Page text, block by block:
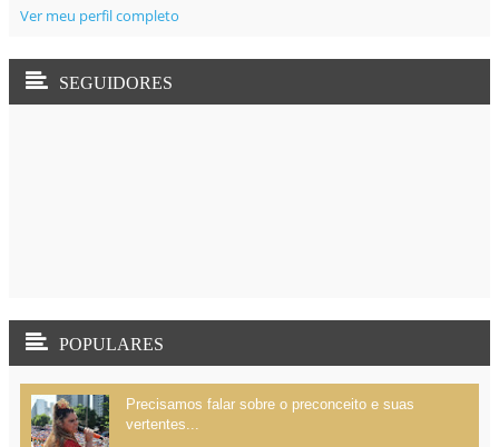
Ver meu perfil completo
SEGUIDORES
POPULARES
Precisamos falar sobre o preconceito e suas
vertentes...